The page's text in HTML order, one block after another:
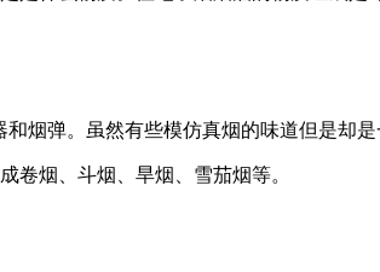
烟弹。虽然有些模仿真烟的味道但是却是
卷烟、斗烟、旱烟、雪茄烟等。